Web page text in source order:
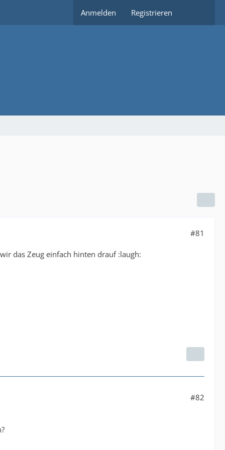
Anmelden Registrieren
#81
das Zeug einfach hinten drauf :laugh:
#82